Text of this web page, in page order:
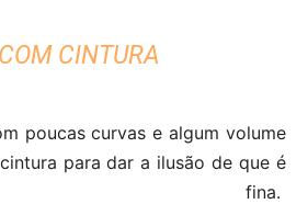
CINTURA
poucas curvas e algum volume
para dar a ilusão de que é
fina.